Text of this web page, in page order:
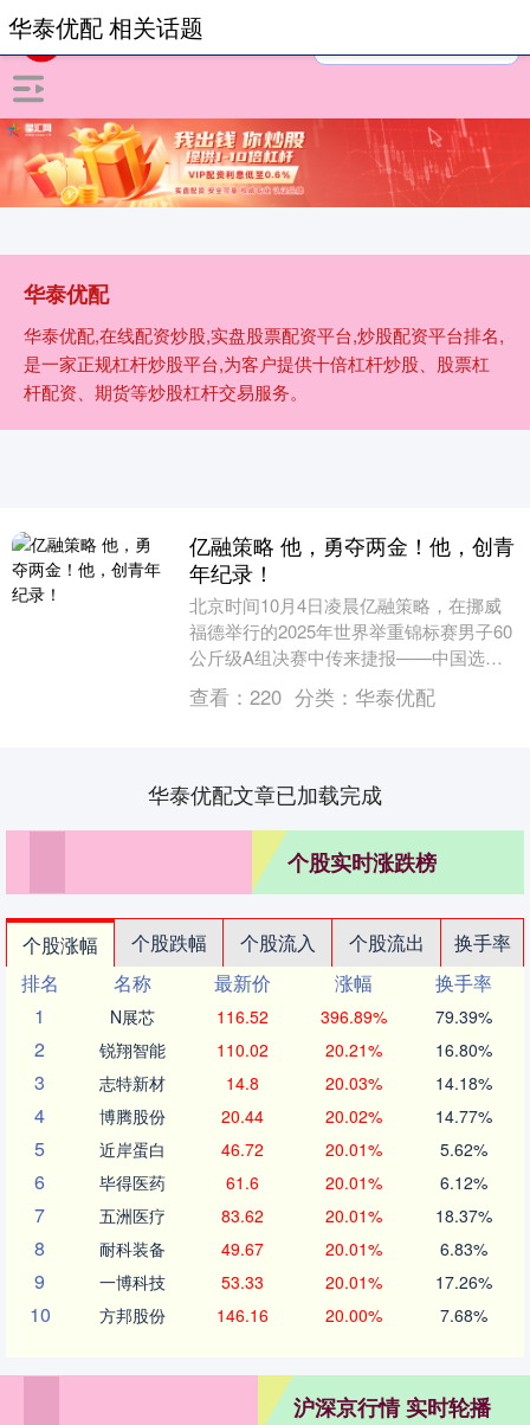
华泰优配
华泰优配,在线配资炒股,实盘股票配资平台,炒股配资平台排名,
是一家正规杠杆炒股平台,为客户提供十倍杠杆炒股、股票杠
杆配资、期货等炒股杠杆交易服务。
华泰优配 相关话题
亿融策略 他，勇夺两金！他，创青
年纪录！
北京时间10月4日凌晨亿融策略，在挪威
福德举行的2025年世界举重锦标赛男子60
公斤级A组决赛中传来捷报——中国选手
王浩凭借出色发挥，一举夺得抓举和总成
绩两枚金....
查看： 220 分类： 华泰优配
华泰优配文章已加载完成
个股实时涨跌榜
个股涨幅 个股跌幅 个股流入 个股流出
换手率
排名
名称 最新价 涨幅
换手率
1
N展芯 116.52 396.89% 79.39%
2 锐翔智能 110.02 20.21% 16.80%
3 志特新材 14.8 20.03% 14.18%
4 博腾股份 20.44 20.02% 14.77%
5 近岸蛋白 46.72 20.01% 5.62%
6 毕得医药 61.6 20.01% 6.12%
7 五洲医疗 83.62 20.01% 18.37%
8 耐科装备 49.67 20.01% 6.83%
9 一博科技 53.33 20.01% 17.26%
10 方邦股份 146.16 20.00% 7.68%
沪深京行情 实时轮播